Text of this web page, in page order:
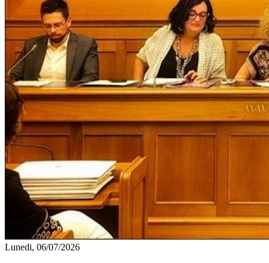
Lunedi, 06/07/2026